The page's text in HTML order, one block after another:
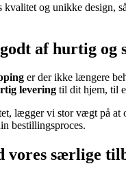
kvalitet og unikke design,
af hurtig og
er der ikke længere
levering til dit hjem, til
lægger vi stor vægt på at
bestillingsproces.
vores særlige